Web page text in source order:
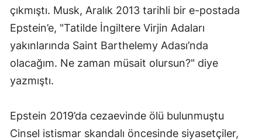
çıkmıştı. Musk, Aralık 2013 tarihli bir e-postada
Epstein’e, "Tatilde İngiltere Virjin Adaları
yakınlarında Saint Barthelemy Adası’nda
olacağım. Ne zaman müsait olursun?" diye
yazmıştı.
Epstein 2019’da cezaevinde ölü bulunmuştu
Cinsel istismar skandalı öncesinde siyasetçiler,